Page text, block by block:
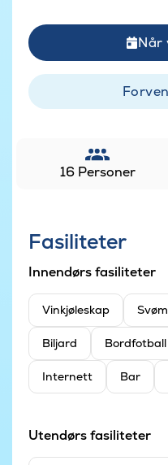
Når
16 Personer
Fasiliteter
Innendørs fasiliteter
Vinkjøleskap
Biljard Bordfotball
Internett Bar
Utendørs fasiliteter